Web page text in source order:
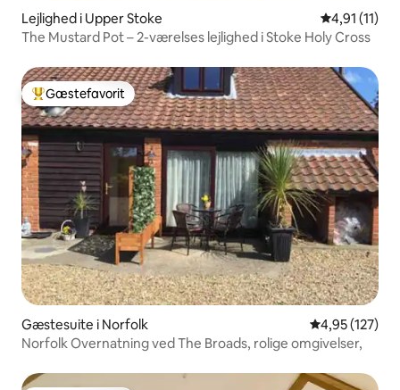
Lejlighed i Upper Stoke 4,91 ud af 5
4,91 (11)
The Mustard Pot – 2-værelses lejlighed i Stoke Holy Cross
Bedste gæstefavorit
Gæstefavorit
Gæstesuite i Norfolk 4,95 ud af 5 i
4,95 (127)
Norfolk Overnatning ved The Broads, rolige omgivelser,